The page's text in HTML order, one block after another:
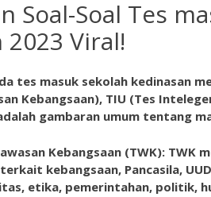
Soal-Soal Tes
2023 Viral!
tes masuk sekolah kedinasan
Kebangsaan), TIU (Tes
gambaran umum tentang
Kebangsaan (TWK): TWK
kebangsaan, Pancasila,
etika, pemerintahan, politik,